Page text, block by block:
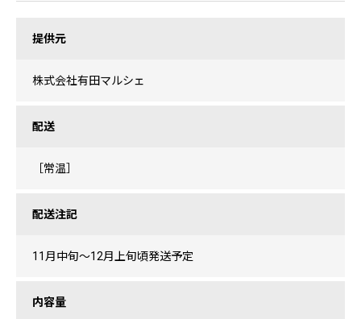
提供元
株式会社有田マルシェ
配送
［常温］
配送注記
11月中旬～12月上旬頃発送予定
内容量